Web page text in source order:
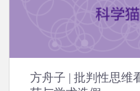
方舟子 | 批判性思